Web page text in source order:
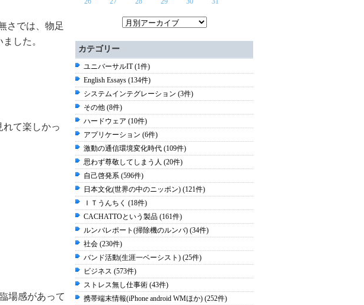
さでは、物足
した。
て楽しかっ
場感があって
カテゴリー
ユニバーサルIT (1件)
English Essays (134件)
システムインテグレーション (3件)
その他 (8件)
ハードウェア (10件)
アプリケーション (6件)
激動の通信環境変化時代 (109件)
思わず尊敬してしまう人 (20件)
自己啓発系 (596件)
日本文化(世界の中のニッポン) (121件)
ＩＴうんちく (18件)
CACHATTOという製品 (161件)
ルンバレポート(掃除機のルンバ) (34件)
社会 (230件)
バンド活動(生涯一ベーシスト) (25件)
ビジネス (573件)
ストレス無し仕事術 (43件)
携帯端末情報(iPhone android WMほか) (252件)